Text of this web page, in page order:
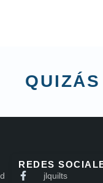
REDES
jlquilts